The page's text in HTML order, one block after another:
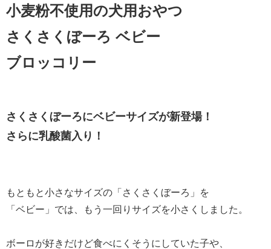
小麦粉不使用の犬用おやつ
さくさくぼーろ ベビー
ブロッコリー
さくさくぼーろにベビーサイズが新登場！
さらに乳酸菌入り！
もともと小さなサイズの「さくさくぼーろ」を
「ベビー」では、もう一回りサイズを小さくしました。
ボーロが好きだけど食べにくそうにしていた子や、